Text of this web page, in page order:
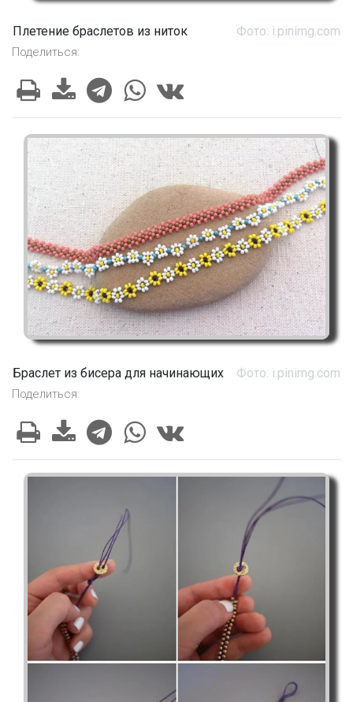
Плетение браслетов из ниток Фото: i.pinimg.com
Поделиться:
Браслет из бисера для начинающих Фото: i.pinimg.com
Поделиться: